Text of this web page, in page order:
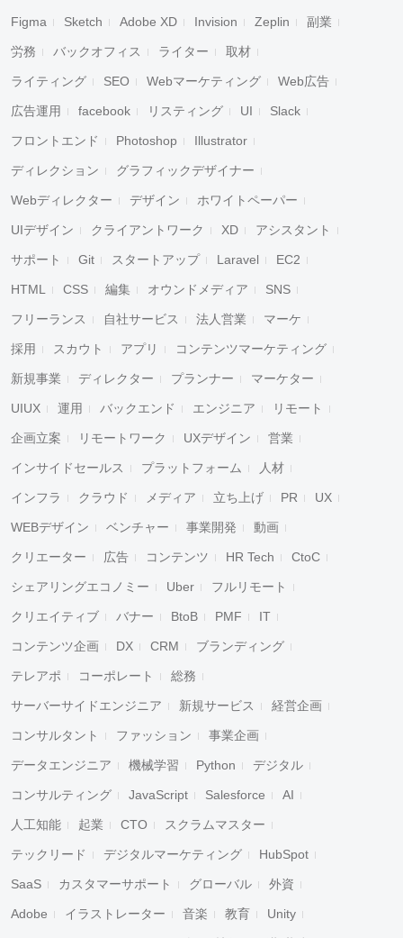
Figma Sketch Adobe XD Invision Zeplin 副業
労務 バックオフィス ライター 取材
ライティング SEO Webマーケティング Web広告
広告運用 facebook リスティング UI Slack
フロントエンド Photoshop Illustrator
ディレクション グラフィックデザイナー
Webディレクター デザイン ホワイトペーパー
UIデザイン クライアントワーク XD アシスタント
サポート Git スタートアップ Laravel EC2
HTML CSS 編集 オウンドメディア SNS
フリーランス 自社サービス 法人営業 マーケ
採用 スカウト アプリ コンテンツマーケティング
新規事業 ディレクター プランナー マーケター
UIUX 運用 バックエンド エンジニア リモート
企画立案 リモートワーク UXデザイン 営業
インサイドセールス プラットフォーム 人材
インフラ クラウド メディア 立ち上げ PR UX
WEBデザイン ベンチャー 事業開発 動画
クリエーター 広告 コンテンツ HR Tech CtoC
シェアリングエコノミー Uber フルリモート
クリエイティブ バナー BtoB PMF IT
コンテンツ企画 DX CRM ブランディング
テレアポ コーポレート 総務
サーバーサイドエンジニア 新規サービス 経営企画
コンサルタント ファッション 事業企画
データエンジニア 機械学習 Python デジタル
コンサルティング JavaScript Salesforce AI
人工知能 起業 CTO スクラムマスター
テックリード デジタルマーケティング HubSpot
SaaS カスタマーサポート グローバル 外資
Adobe イラストレーター 音楽 教育 Unity